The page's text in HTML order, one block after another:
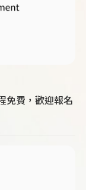
免費，歡迎報名